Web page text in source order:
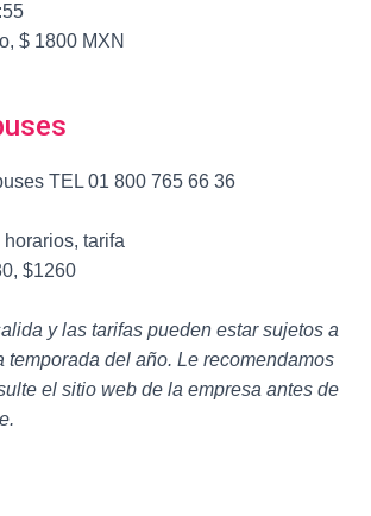
$ 1800 MXN
TEL 01 800 765 66 36
tarifa
$1260
y las tarifas pueden estar sujetos a
temporada del año. Le recomendamos
el sitio web de la empresa antes de